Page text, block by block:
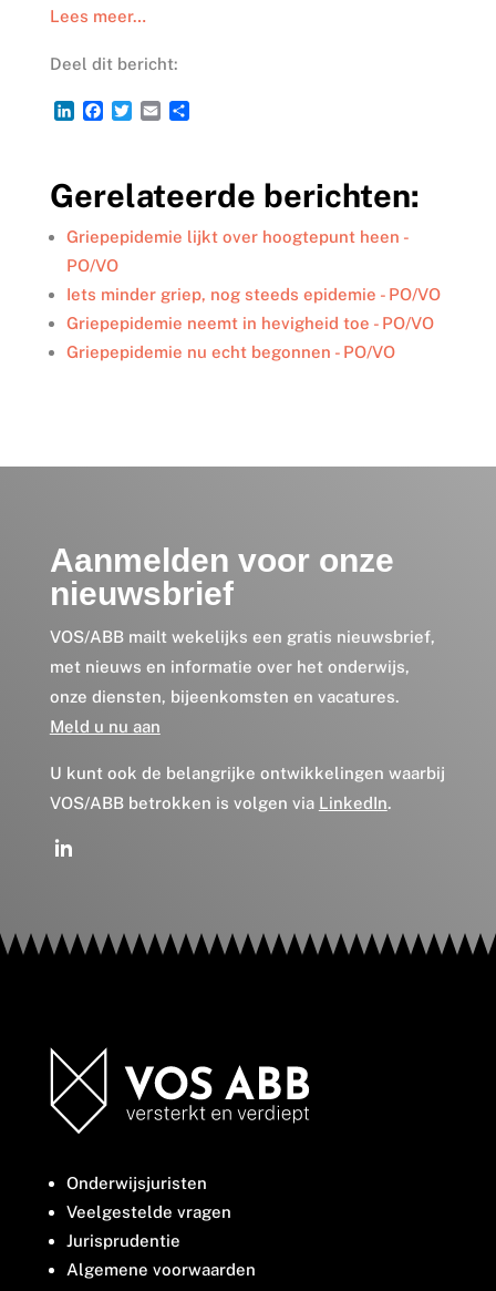
Lees meer…
Deel dit bericht:
L
e
d
I
n
F
b
o
o
k
T
t
e
r
E
l
D
n
Gerelateerde berichten:
Griepepidemie lijkt over hoogtepunt heen -
PO/VO
Iets minder griep, nog steeds epidemie - PO/VO
Griepepidemie neemt in hevigheid toe - PO/VO
Griepepidemie nu echt begonnen - PO/VO
Aanmelden voor onze
nieuwsbrief
VOS/ABB mailt wekelijks een gratis nieuwsbrief,
met nieuws en informatie over het onderwijs,
onze diensten, bijeenkomsten en vacatures.
Meld u nu aan
U kunt ook de belangrijke ontwikkelingen waarbij
VOS/ABB betrokken is volgen via LinkedIn.
Onderwijsjuristen
Veelgestelde vragen
Jurisprudentie
Algemene voorwaarden